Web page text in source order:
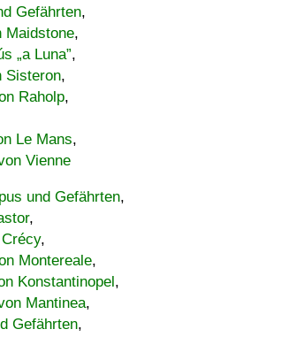
Gefährten,
Maidstone,
„a Luna”,
Sisteron,
Raholp,
Le Mans,
Vienne
und Gefährten,
,
,
Montereale,
Konstantinopel,
Mantinea,
Gefährten,